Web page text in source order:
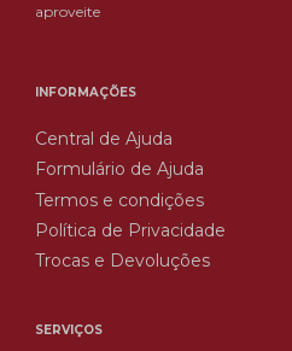
aproveite
INFORMAÇÕES
Central de Ajuda
Formulário de Ajuda
Termos e condições
Política de Privacidade
Trocas e Devoluções
SERVIÇOS